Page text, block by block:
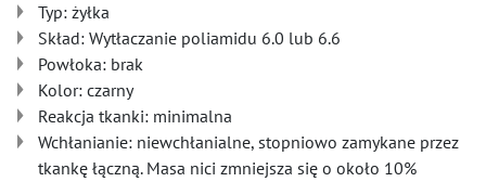
Typ: żyłka
Skład: Wytłaczanie poliamidu 6.0 lub 6.6
Powłoka: brak
Kolor: czarny
Reakcja tkanki: minimalna
Wchłanianie: niewchłanialne, stopniowo zamykane przez
tkankę łączną. Masa nici zmniejsza się o około 10%